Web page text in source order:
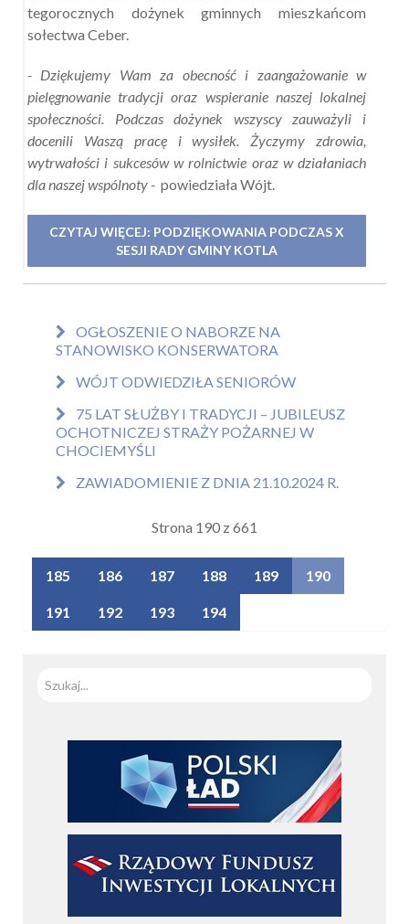
tegorocznych dożynek gminnych mieszkańcom
sołectwa Ceber.
- Dziękujemy Wam za obecność i zaangażowanie w
pielęgnowanie tradycji oraz wspieranie naszej lokalnej
społeczności. Podczas dożynek wszyscy zauważyli i
docenili Waszą pracę i wysiłek. Życzymy zdrowia,
wytrwałości i sukcesów w rolnictwie oraz w działaniach
dla naszej wspólnoty - powiedziała Wójt.
CZYTAJ WIĘCEJ: PODZIĘKOWANIA PODCZAS X
SESJI RADY GMINY KOTLA
OGŁOSZENIE O NABORZE NA
STANOWISKO KONSERWATORA
WÓJT ODWIEDZIŁA SENIORÓW
75 LAT SŁUŻBY I TRADYCJI – JUBILEUSZ
OCHOTNICZEJ STRAŻY POŻARNEJ W
CHOCIEMYŚLI
ZAWIADOMIENIE Z DNIA 21.10.2024 R.
Strona 190 z 661
185 186 187 188 189 190
191 192 193 194